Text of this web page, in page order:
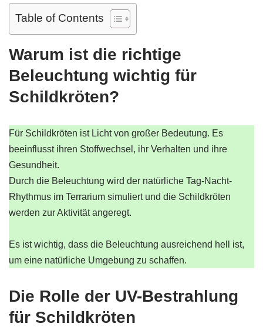
Table of Contents
Warum ist die richtige
Beleuchtung wichtig für
Schildkröten?
Für Schildkröten ist Licht von großer Bedeutung. Es
beeinflusst ihren Stoffwechsel, ihr Verhalten und ihre
Gesundheit.
Durch die Beleuchtung wird der natürliche Tag-Nacht-
Rhythmus im Terrarium simuliert und die Schildkröten
werden zur Aktivität angeregt.
Es ist wichtig, dass die Beleuchtung ausreichend hell ist,
um eine natürliche Umgebung zu schaffen.
Die Rolle der UV-Bestrahlung
für Schildkröten